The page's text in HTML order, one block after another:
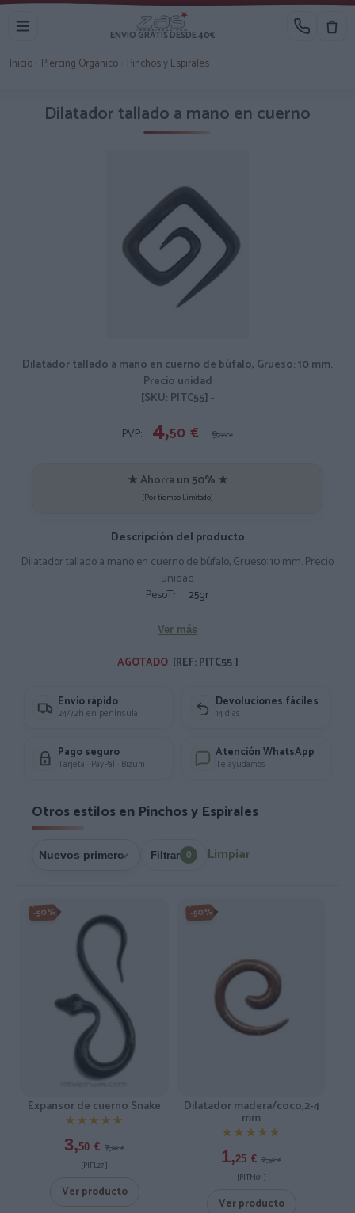
ENVIO GRATIS DESDE 40€
Inicio Piercing Orgánico Pinchos y Espirales
Dilatador tallado a mano en cuerno
Dilatador tallado a mano en cuerno de búfalo, Grueso: 10 mm.
Precio unidad
[SKU: PITC55] -
PVP:
4,50 € 9,00 €
★ Ahorra un 50% ★
[Por tiempo Limitado]
Descripción del producto
Dilatador tallado a mano en cuerno de búfalo, Grueso: 10 mm. Precio
unidad
PesoTr: 25gr
Ver más
AGOTADO [REF: PITC55 ]
Envío rápido
24/72h en península
Devoluciones fáciles
14 días
Pago seguro
Tarjeta · PayPal · Bizum
Atención WhatsApp
Te ayudamos
Otros estilos en Pinchos y Espirales
Filtrar 0 Limpiar
-50%
Expansor de cuerno Snake
★★★★★
★★★★★
3,50 € 7,00 €
[PIFL27 ]
Ver producto
-50%
Dilatador madera/coco,2-4
mm
★★★★★
★★★★★
1,25 € 2,50 €
[PITM01 ]
Ver producto